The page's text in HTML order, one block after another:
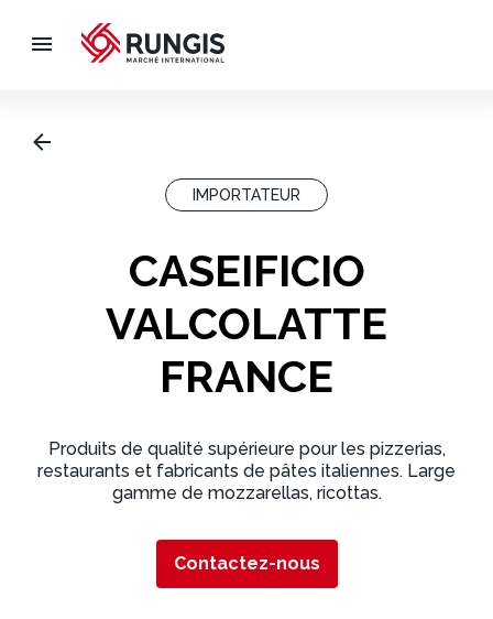
IMPORTATEUR
CASEIFICIO
VALCOLATTE
FRANCE
Produits de qualité supérieure pour les pizzerias,
restaurants et fabricants de pâtes italiennes. Large
gamme de mozzarellas, ricottas.
Contactez-nous